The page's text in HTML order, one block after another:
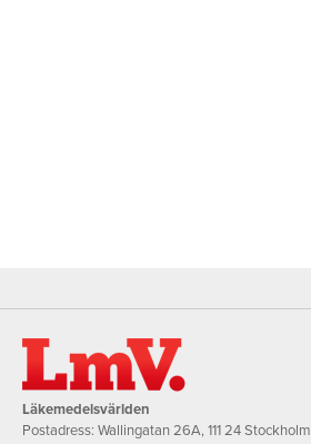
Läkemedelsvärlden
Postadress: Wallingatan 26A, 111 24 Stockholm